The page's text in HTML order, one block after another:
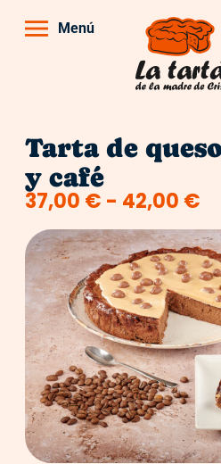
Menú
Tarta de
y café
37,00 € - 42,00 €